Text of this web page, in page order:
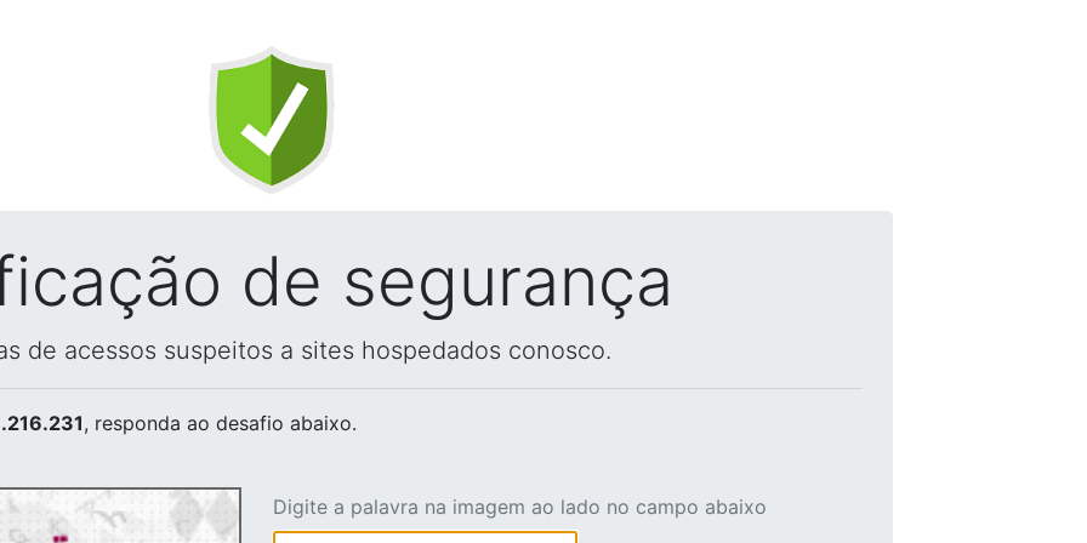
de segurança
de acessos suspeitos a sites hospedados conosco.
, responda ao desafio abaixo.
Digite a palavra na imagem ao lado no campo abaixo